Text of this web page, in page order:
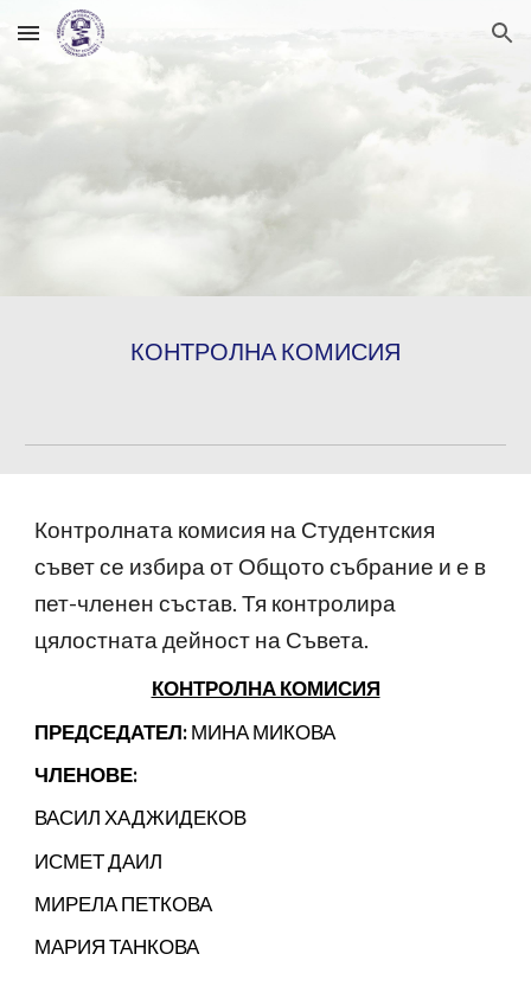
Skip to main content Skip to navigation
КОНТРОЛНА КОМИСИЯ
Контролната комисия на Студентския
съвет се избира от Общото събрание и е в
пет-членен състав. Тя контролира
цялостната дейност на Съвета.
КОНТРОЛНА КОМИСИЯ
ПРЕДСЕДАТЕЛ:МИНА МИКОВА
ЧЛЕНОВЕ:
ВАСИЛ ХАДЖИДЕКОВ
ИСМЕТ ДАИЛ
МИРЕЛА ПЕТКОВА
МАРИЯ ТАНКОВА